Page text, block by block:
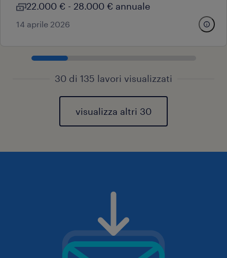
22.000 € - 28.000 € annuale
14 aprile 2026
30 di 135 lavori visualizzati
visualizza altri 30